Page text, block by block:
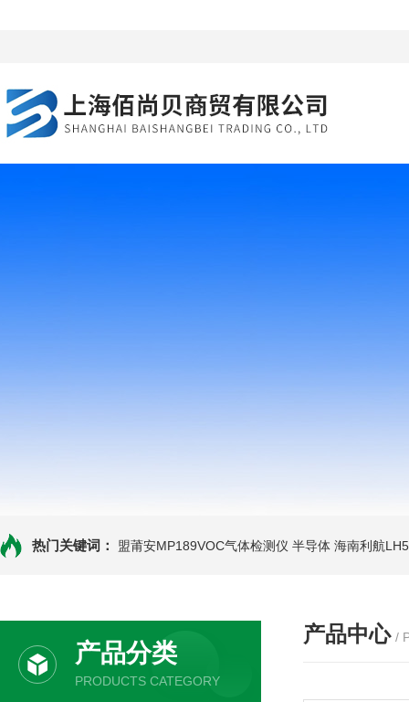
热门关键词： 盟莆安MP189VOC气体检测仪 半导体 海南利航
产品分类
PRODUCTS CATEGORY
产品中心 /